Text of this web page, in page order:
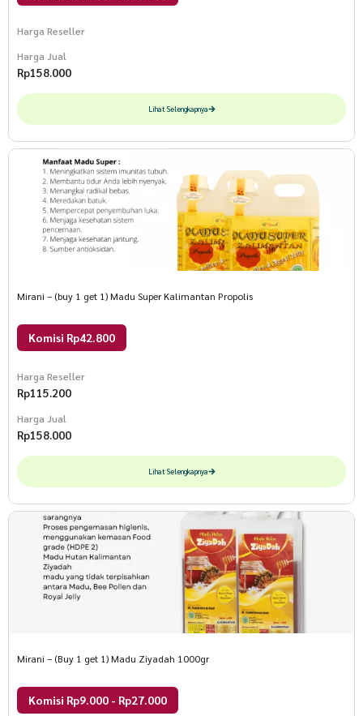
Harga Reseller
Harga Jual
Rp158.000
Lihat Selengkapnya
Mirani – (buy 1 get 1) Madu Super Kalimantan Propolis
Komisi Rp42.800
Harga Reseller
Rp115.200
Harga Jual
Rp158.000
Lihat Selengkapnya
Mirani – (Buy 1 get 1) Madu Ziyadah 1000gr
Komisi Rp9.000 - Rp27.000